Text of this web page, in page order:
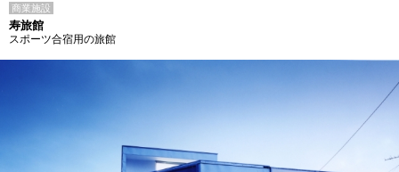
商業施設
寿旅館
スポーツ合宿用の旅館